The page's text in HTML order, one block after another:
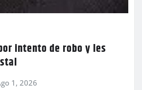
intento de robo y les
1, 2026